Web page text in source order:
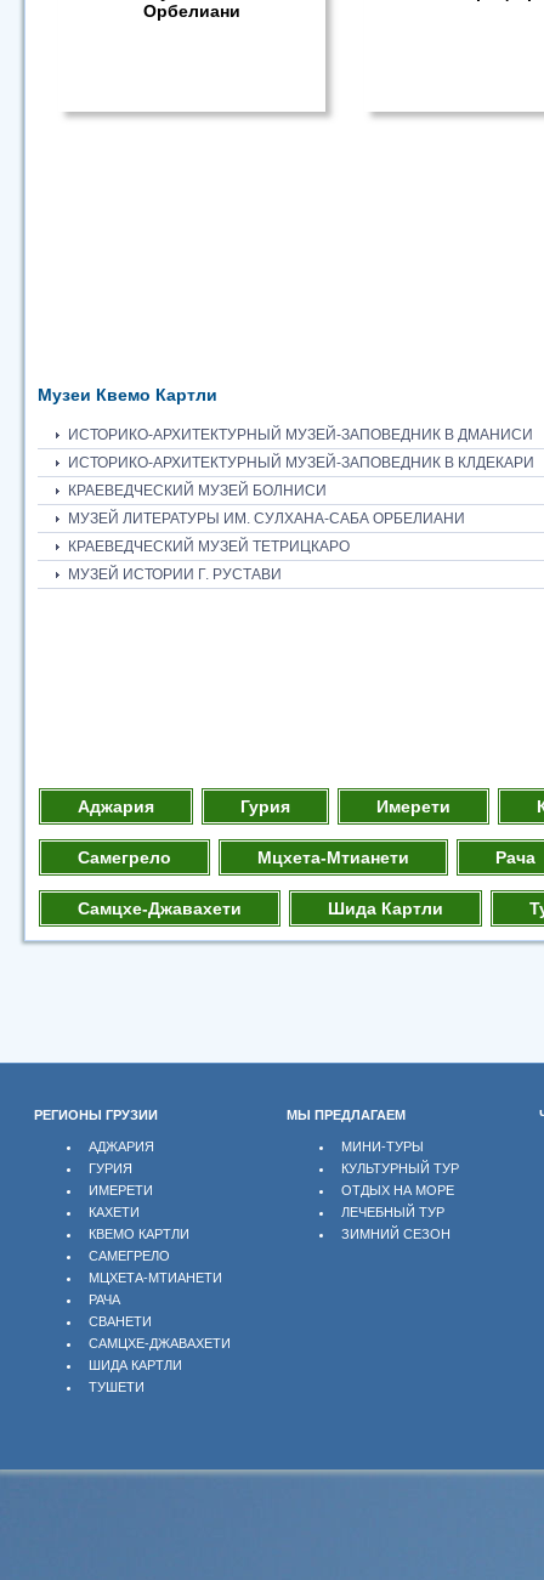
Орбелиани
Музеи Квемо Картли
ИСТОРИКО-АРХИТЕКТУРНЫЙ МУЗЕЙ-ЗАПОВЕДНИК В ДМАНИСИ
ИСТОРИКО-АРХИТЕКТУРНЫЙ МУЗЕЙ-ЗАПОВЕДНИК В КЛДЕКАРИ
КРАЕВЕДЧЕСКИЙ МУЗЕЙ БОЛНИСИ
МУЗЕЙ ЛИТЕРАТУРЫ ИМ. СУЛХАНА-САБА ОРБЕЛИАНИ
КРАЕВЕДЧЕСКИЙ МУЗЕЙ ТЕТРИЦКАРО
МУЗЕЙ ИСТОРИИ Г. РУСТАВИ
Аджария Гурия Имерети
Самегрело Мцхета-Мтианети Рача
Самцхе-Джавахети Шида Картли
РЕГИОНЫ ГРУЗИИ МЫ ПРЕДЛАГАЕМ
АДЖАРИЯ
ГУРИЯ
ИМЕРЕТИ
КАХЕТИ
КВЕМО КАРТЛИ
САМЕГРЕЛО
МЦХЕТА-МТИАНЕТИ
РАЧА
СВАНЕТИ
САМЦХЕ-ДЖАВАХЕТИ
ШИДА КАРТЛИ
ТУШЕТИ
МИНИ-ТУРЫ
КУЛЬТУРНЫЙ ТУР
ОТДЫХ НА МОРЕ
ЛЕЧЕБНЫЙ ТУР
ЗИМНИЙ СЕЗОН